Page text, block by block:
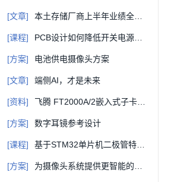
[文章] 本土存储厂商上半年业绩全梳理
[课程] PCB设计如何降低开关电源干扰
[方案] 电池供电摄像头方案
[文章] 端侧AI，才是未来
[资料] 飞腾 FT2000A/2嵌入式子卡硬件手册 多实时系统选型参考
[方案] 数字耳镜参考设计
[课程] 基于STM32单片机二极管特性测量曲线显示设计软硬件设计原理讲解（附件含资料）
[方案] 为摄像头系统提供更智能的视觉和更敏锐的洞察力